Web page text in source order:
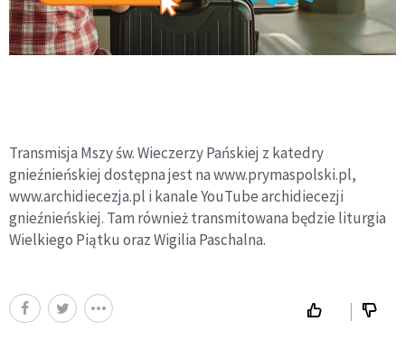
Transmisja Mszy św. Wieczerzy Pańskiej z katedry
gnieźnieńskiej dostępna jest na www.prymaspolski.pl,
www.archidiecezja.pl i kanale YouTube archidiecezji
gnieźnieńskiej. Tam również transmitowana będzie liturgia
Wielkiego Piątku oraz Wigilia Paschalna.